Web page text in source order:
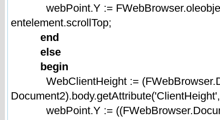
webPoint.Y :=
entelement.scrollTop;
end
else
begin
WebClientHeight :=
webPoint.Y :=